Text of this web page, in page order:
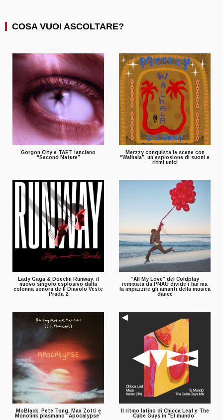
COSA VUOI ASCOLTARE?
Gorgon City e TAET lanciano
“Second Nature”
Merzzy conquista le scene con
“Walhala”, un’esplosione di suoni e
ritmi unici
Lady Gaga & Doechii Runway: il
nuovo singolo esplosivo dalla
colonna sonora de Il Diavolo Veste
Prada 2
“All My Love” del Coldplay
remixata da PNAU divide i fan ma
fa impazzire gli amanti della musica
dance
MoBlack, Pete Tong, Max Zotti e
Monolink plasmano “Apocalypse”
Il ritmo latino di Chicca Leaf e The
Cube Guys in “El mundo”